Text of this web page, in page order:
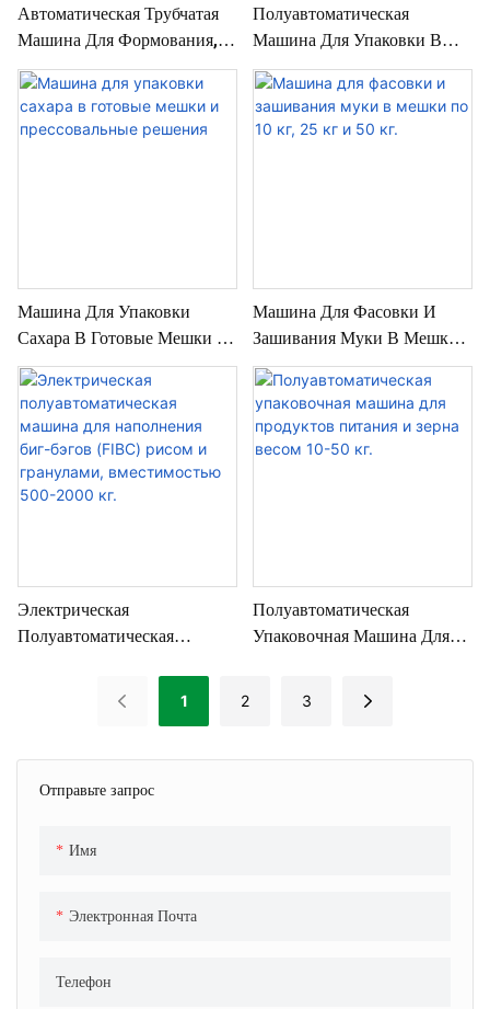
Отправьте запрос
Имя
Электронная Почта
Телефон
Автоматическая Трубчатая
Машина Для Формования,
Наполнения И Герметизации
Солей Для Таяния Снега
Производительностью 800-
1400 BGA/ч
Полуавтоматическая
Машина Для Упаковки В
Биг-Бэги Руды И Порошка
Для Напитков Весом 500-
2000 Кг.
Машина Для Упаковки
Сахара В Готовые Мешки И
Прессовальные Решения
Машина Для Фасовки И
Зашивания Муки В Мешки
По 10 Кг, 25 Кг И 50 Кг.
Электрическая
Полуавтоматическая
Биг-Бэгов (FIBC) Рисом И
Гранулами, Вместимостью
Полуавтоматическая
Упаковочная Машина Для
Весом 10-50 Кг.
1 2 3